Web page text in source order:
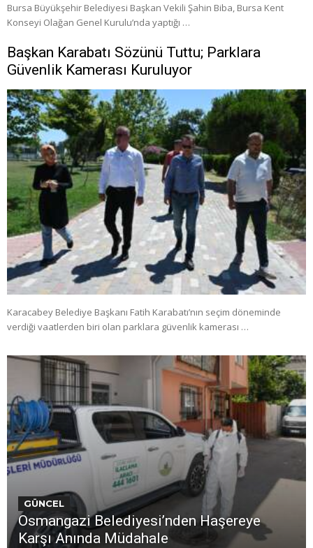
Bursa Büyükşehir Belediyesi Başkan Vekili Şahin Biba, Bursa Kent
Konseyi Olağan Genel Kurulu’nda yaptığı …
Başkan Karabatı Sözünü Tuttu; Parklara
Güvenlik Kamerası Kuruluyor
Karacabey Belediye Başkanı Fatih Karabatı’nın seçim döneminde
verdiği vaatlerden biri olan parklara güvenlik kamerası …
GÜNCEL
Osmangazi Belediyesi’nden Haşereye
Karşı Anında Müdahale